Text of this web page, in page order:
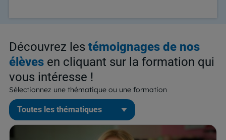
Découvrez les témoignages de nos
élèves en cliquant sur la formation qui
vous intéresse !
Sélectionnez une thématique ou une formation